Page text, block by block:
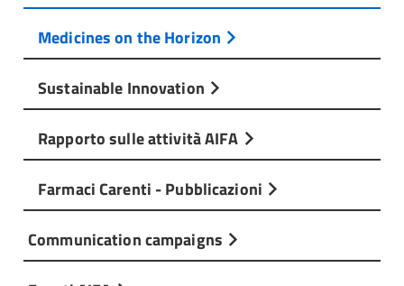
Medicines on the Horizon
Sustainable Innovation
Rapporto sulle attività AIFA
Farmaci Carenti - Pubblicazioni
Communication campaigns